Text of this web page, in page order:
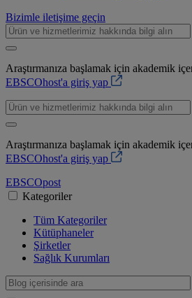
Bizimle iletişime geçin
Araştırmanıza başlamak için akademik
EBSCOhost'a giriş yap
Araştırmanıza başlamak için akademik
EBSCOhost'a giriş yap
EBSCOpost
Kategoriler
Tüm Kategoriler
Kütüphaneler
Şirketler
Sağlık Kurumları